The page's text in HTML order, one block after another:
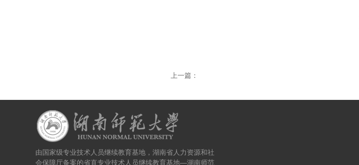
上一篇：
由国家级专业技术人员继续教育基地，湖南省人力资源和社
会保障厅备案的省直专业技术人员继续教育基地—湖南师范